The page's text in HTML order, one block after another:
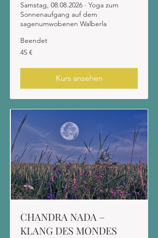
Samstag, 08.08.2026 · Yoga zum
Sonnenaufgang auf dem
sagenumwobenen Walberla
Beendet
45
Euro
45 €
Kurs ansehen
CHANDRA NADA –
KLANG DES MONDES